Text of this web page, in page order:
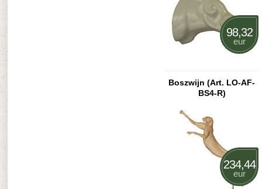
Boszwijn (Art. LO-AF-
BS4-R)
98,32
eur
234,44
eur